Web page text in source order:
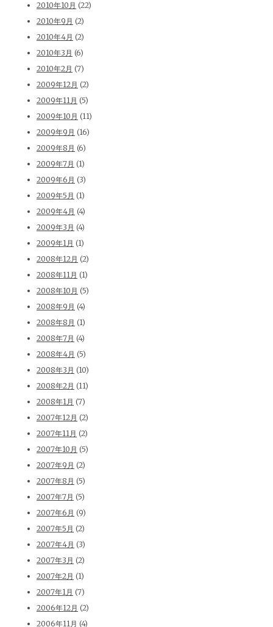
2010年10月 (22)
2010年9月 (2)
2010年4月 (2)
2010年3月 (6)
2010年2月 (7)
2009年12月 (2)
2009年11月 (5)
2009年10月 (11)
2009年9月 (16)
2009年8月 (6)
2009年7月 (1)
2009年6月 (3)
2009年5月 (1)
2009年4月 (4)
2009年3月 (4)
2009年1月 (1)
2008年12月 (2)
2008年11月 (1)
2008年10月 (5)
2008年9月 (4)
2008年8月 (1)
2008年7月 (4)
2008年4月 (5)
2008年3月 (10)
2008年2月 (11)
2008年1月 (7)
2007年12月 (2)
2007年11月 (2)
2007年10月 (5)
2007年9月 (2)
2007年8月 (5)
2007年7月 (5)
2007年6月 (9)
2007年5月 (2)
2007年4月 (3)
2007年3月 (2)
2007年2月 (1)
2007年1月 (7)
2006年12月 (2)
2006年11月 (4)